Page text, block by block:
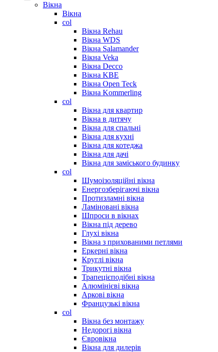
Вікна
Вікна
col
Вікна Rehau
Вікна WDS
Вікна Salamander
Вікна Veka
Вікна Decco
Вікна KBE
Вікна Open Teck
Вікна Kommerling
col
Вікна для квартир
Вікна в дитячу
Вікна для спальні
Вікна для кухні
Вікна для котеджа
Вікна для дачі
Вікна для заміського будинку
col
Шумоізоляційні вікна
Енергозберігаючі вікна
Протизламні вікна
Ламіновані вікна
Шпроси в вікнах
Вікна під дерево
Глухі вікна
Вікна з прихованими петлями
Еркерні вікна
Круглі вікна
Трикутні вікна
Трапецієподібні вікна
Алюмінієві вікна
Аркові вікна
Французькі вікна
col
Вікна без монтажу
Недорогі вікна
Євровікна
Вікна для дилерів